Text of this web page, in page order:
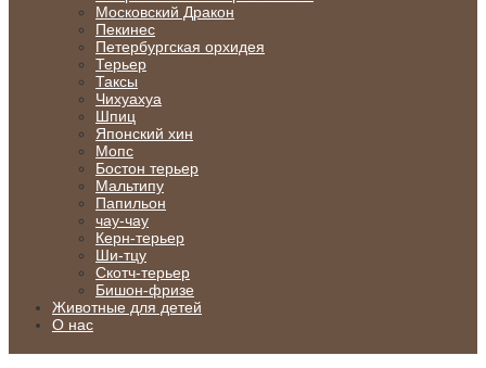
Московский Дракон
Пекинес
Петербургская орхидея
Терьер
Таксы
Чихуахуа
Шпиц
Японский хин
Мопс
Бостон терьер
Мальтипу
Папильон
чау-чау
Керн-терьер
Ши-тцу
Скотч-терьер
Бишон-фризе
Животные для детей
О нас